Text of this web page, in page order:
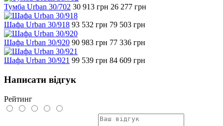
Тумба Urban 30/702 30 913 грн 26 277 грн
Шафа Urban 30/918 93 532 грн 79 503 грн
Шафа Urban 30/920 90 983 грн 77 336 грн
Шафа Urban 30/921 99 539 грн 84 609 грн
Написати відгук
Рейтинг